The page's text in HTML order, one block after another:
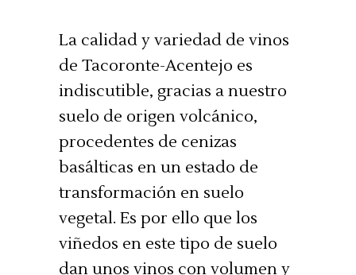
La calidad y variedad de vinos
de Tacoronte-Acentejo es
indiscutible, gracias a nuestro
suelo de origen volcánico,
procedentes de cenizas
basálticas en un estado de
transformación en suelo
vegetal. Es por ello que los
viñedos en este tipo de suelo
dan unos vinos con volumen y